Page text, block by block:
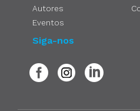
Autores
Eventos
Siga-nos